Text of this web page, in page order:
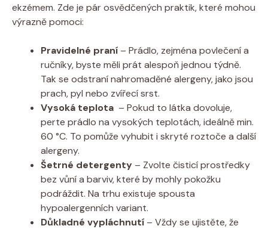
ekzémem.‍ Zde je​ pár osvědčených ⁢praktik, které⁣ mohou
výrazně pomoci:
Pravidelné praní – ⁣Prádlo,⁢ zejména povlečení ‌a
ručníky, byste měli prát alespoň jednou týdně.
Tak se ⁤odstraní nahromaděné alergeny,‍ jako jsou
⁣prach, pyl ⁢nebo zvířecí srst.
Vysoká teplota ⁢ – ​Pokud to látka dovoluje,
perte prádlo na vysokých teplotách, ideálně min.
⁢60 °C. To pomůže ​vyhubit ​i skryté roztoče‌ a další
alergeny.
Šetrné detergenty ‌– Zvolte čisticí prostředky
bez vůní a barviv,⁣ které by ‍mohly pokožku
podráždit. Na trhu existuje spousta
hypoalergenních⁤ variant.
Důkladné vypláchnutí – Vždy se ‌ujistěte, že